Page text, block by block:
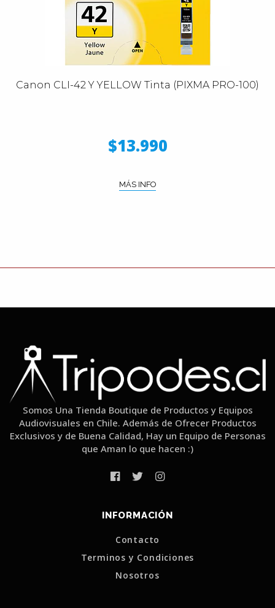
Canon CLI-42 Y YELLOW Tinta (PIXMA PRO-100)
$13.990
MÁS INFO
Somos Una Tienda Boutique de Productos y Equipos
Audiovisuales en Chile. Además de Ofrecer Productos
Exclusivos y de Buena Calidad, Hay un Equipo de Personas
que Aman lo que hacen :)
INFORMACIÓN
Contacto
Terminos y Condiciones
Nosotros